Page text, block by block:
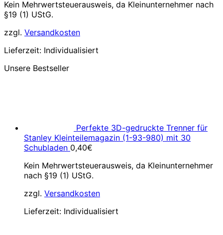
Kein Mehrwertsteuerausweis, da Kleinunternehmer nach
§19 (1) UStG.
zzgl. Versandkosten
Lieferzeit: Individualisiert
Unsere Bestseller
Perfekte 3D-gedruckte Trenner für
Stanley Kleinteilemagazin (1-93-980) mit 30
Schubladen 0,40€
Kein Mehrwertsteuerausweis, da Kleinunternehmer
nach §19 (1) UStG.
zzgl. Versandkosten
Lieferzeit: Individualisiert